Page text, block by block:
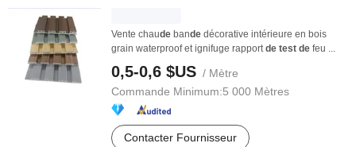
Vente chaude bande décorative intérieure en bois
grain waterproof et ignifuge rapportde test de feu ...
0,5-0,6 $US / Mètre
Commande Minimum:5 000 Mètres
Contacter Fournisseur